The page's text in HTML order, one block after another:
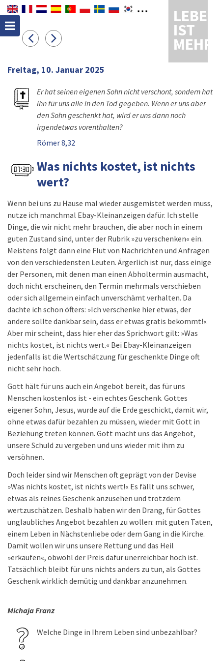
LEBEN
IST
MEHR
Freitag, 10. Januar 2025
Er hat seinen eigenen Sohn nicht verschont, sondern hat
ihn für uns alle in den Tod gegeben. Wenn er uns aber
den Sohn geschenkt hat, wird er uns dann noch
irgendetwas vorenthalten?
Römer 8,32
Was nichts kostet, ist nichts
wert?
Wenn bei uns zu Hause mal wieder ausgemistet werden muss,
nutze ich manchmal Ebay-Kleinanzeigen dafür. Ich stelle
Dinge, die wir nicht mehr brauchen, die aber noch in einem
guten Zustand sind, unter der Rubrik »zu verschenken« ein.
Meistens folgt dann eine Flut von Nachrichten und Anfragen
von den verschiedensten Leuten. Ärgerlich ist nur, dass einige
der Personen, mit denen man einen Abholtermin ausmacht,
doch nicht erscheinen, den Termin mehrmals verschieben
oder sich allgemein einfach unverschämt verhalten. Da
dachte ich schon öfters: »Ich verschenke hier etwas, der
andere sollte dankbar sein, dass er etwas gratis bekommt!«
Aber mir scheint, dass hier eher das Sprichwort gilt: »Was
nichts kostet, ist nichts wert.« Bei Ebay-Kleinanzeigen
jedenfalls ist die Wertschätzung für geschenkte Dinge oft
nicht sehr hoch.
Gott hält für uns auch ein Angebot bereit, das für uns
Menschen kostenlos ist - ein echtes Geschenk. Gottes
eigener Sohn, Jesus, wurde auf die Erde geschickt, damit wir,
ohne etwas dafür bezahlen zu müssen, wieder mit Gott in
Beziehung treten können. Gott macht uns das Angebot,
unsere Schuld zu vergeben und uns wieder mit ihm zu
versöhnen.
Doch leider sind wir Menschen oft geprägt von der Devise
»Was nichts kostet, ist nichts wert!« Es fällt uns schwer,
etwas als reines Geschenk anzusehen und trotzdem
wertzuschätzen. Deshalb haben wir den Drang, für Gottes
unglaubliches Angebot bezahlen zu wollen: mit guten Taten,
einem Leben in Nächstenliebe oder dem Gang in die Kirche.
Damit wollen wir uns unsere Rettung und das Heil
»erkaufen«, obwohl der Preis dafür unerreichbar hoch ist.
Tatsächlich bleibt für uns nichts anders zu tun, als Gottes
Geschenk wirklich demütig und dankbar anzunehmen.
Michaja Franz
Welche Dinge in Ihrem Leben sind unbezahlbar?